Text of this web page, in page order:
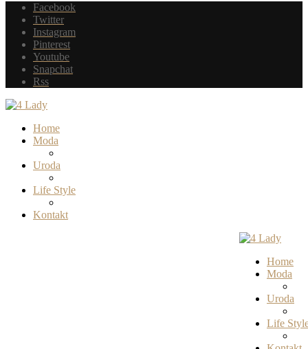
Facebook
Twitter
Instagram
Pinterest
Youtube
Snapchat
Rss
Home
Moda
Uroda
Life Style
Kontakt
Home
Moda
Uroda
Life